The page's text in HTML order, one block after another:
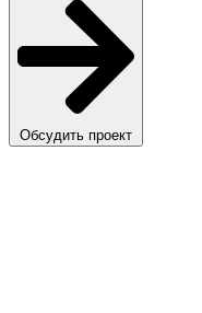
Обсудить проект